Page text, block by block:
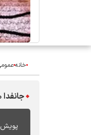
خانه
جانفدا ۳۰ میلیونی شد